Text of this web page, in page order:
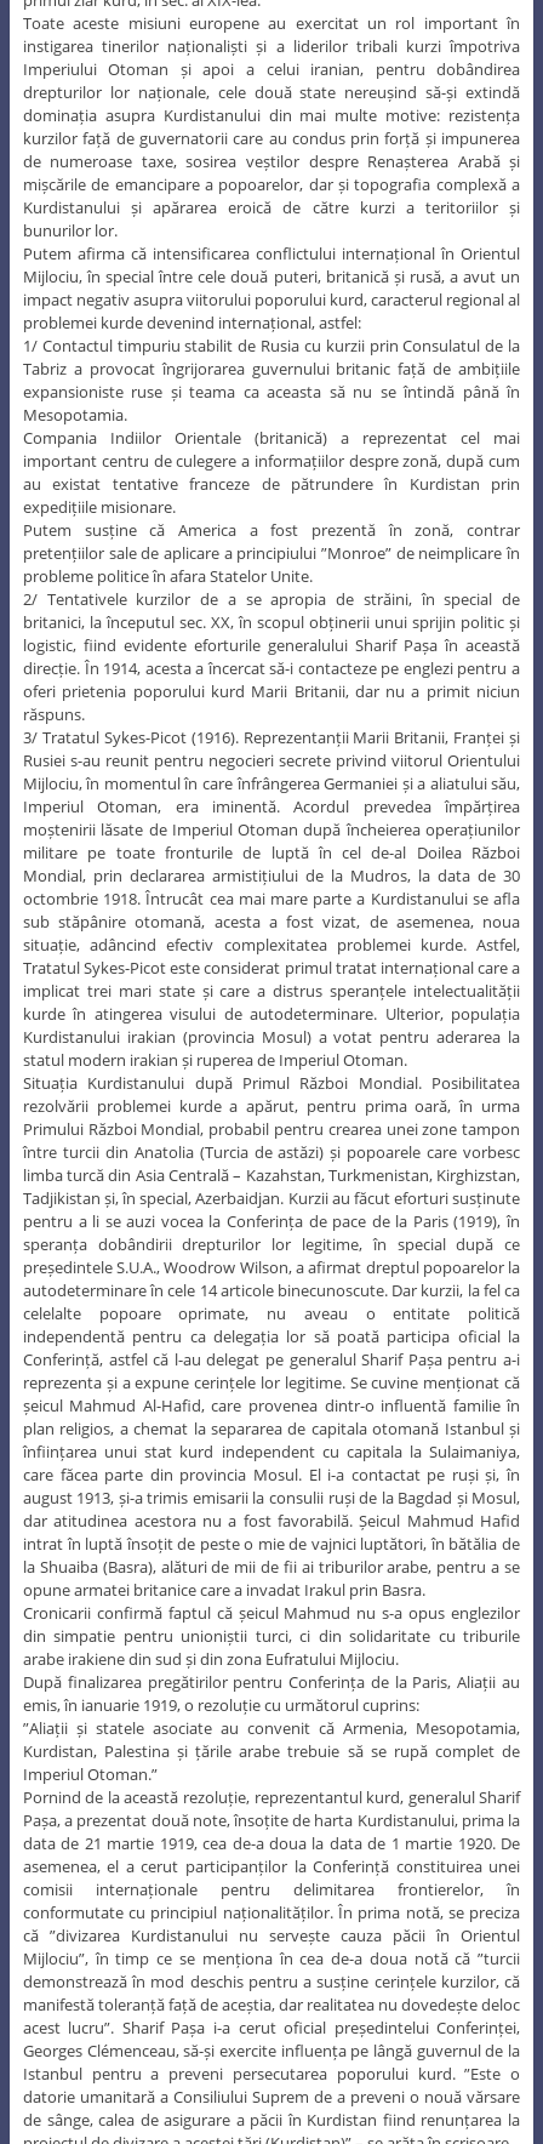
Toate aceste misiuni europene au exercitat un rol important în
instigarea tinerilor naționaliști și a liderilor tribali kurzi împotriva
Imperiului Otoman și apoi a celui iranian, pentru dobândirea
drepturilor lor naționale, cele două state nereușind să-și extindă
dominația asupra Kurdistanului din mai multe motive: rezistența
kurzilor față de guvernatorii care au condus prin forță și impunerea
de numeroase taxe, sosirea veștilor despre Renașterea Arabă și
mișcările de emancipare a popoarelor, dar și topografia complexă a
Kurdistanului și apărarea eroică de către kurzi a teritoriilor și
bunurilor lor.
Putem afirma că intensificarea conflictului internațional în Orientul
Mijlociu, în special între cele două puteri, britanică și rusă, a avut un
impact negativ asupra viitorului poporului kurd, caracterul regional al
problemei kurde devenind internațional, astfel:
1/ Contactul timpuriu stabilit de Rusia cu kurzii prin Consulatul de la
Tabriz a provocat îngrijorarea guvernului britanic față de ambițiile
expansioniste ruse și teama ca aceasta să nu se întindă până în
Mesopotamia.
Compania Indiilor Orientale (britanică) a reprezentat cel mai
important centru de culegere a informațiilor despre zonă, după cum
au existat tentative franceze de pătrundere în Kurdistan prin
expedițiile misionare.
Putem susține că America a fost prezentă în zonă, contrar
pretențiilor sale de aplicare a principiului ”Monroe” de neimplicare în
probleme politice în afara Statelor Unite.
2/ Tentativele kurzilor de a se apropia de străini, în special de
britanici, la începutul sec. XX, în scopul obținerii unui sprijin politic și
logistic, fiind evidente eforturile generalului Sharif Pașa în această
direcție. În 1914, acesta a încercat să-i contacteze pe englezi pentru a
oferi prietenia poporului kurd Marii Britanii, dar nu a primit niciun
răspuns.
3/ Tratatul Sykes-Picot (1916). Reprezentanții Marii Britanii, Franței și
Rusiei s-au reunit pentru negocieri secrete privind viitorul Orientului
Mijlociu, în momentul în care înfrângerea Germaniei și a aliatului său,
Imperiul Otoman, era iminentă. Acordul prevedea împărțirea
moștenirii lăsate de Imperiul Otoman după încheierea operațiunilor
militare pe toate fronturile de luptă în cel de-al Doilea Război
Mondial, prin declararea armistițiului de la Mudros, la data de 30
octombrie 1918. Întrucât cea mai mare parte a Kurdistanului se afla
sub stăpânire otomană, acesta a fost vizat, de asemenea, noua
situație, adâncind efectiv complexitatea problemei kurde. Astfel,
Tratatul Sykes-Picot este considerat primul tratat internațional care a
implicat trei mari state și care a distrus speranțele intelectualității
kurde în atingerea visului de autodeterminare. Ulterior, populația
Kurdistanului irakian (provincia Mosul) a votat pentru aderarea la
statul modern irakian și ruperea de Imperiul Otoman.
Situația Kurdistanului după Primul Război Mondial. Posibilitatea
rezolvării problemei kurde a apărut, pentru prima oară, în urma
Primului Război Mondial, probabil pentru crearea unei zone tampon
între turcii din Anatolia (Turcia de astăzi) și popoarele care vorbesc
limba turcă din Asia Centrală – Kazahstan, Turkmenistan, Kirghizstan,
Tadjikistan și, în special, Azerbaidjan. Kurzii au făcut eforturi susținute
pentru a li se auzi vocea la Conferința de pace de la Paris (1919), în
speranța dobândirii drepturilor lor legitime, în special după ce
președintele S.U.A., Woodrow Wilson, a afirmat dreptul popoarelor la
autodeterminare în cele 14 articole binecunoscute. Dar kurzii, la fel ca
celelalte popoare oprimate, nu aveau o entitate politică
independentă pentru ca delegația lor să poată participa oficial la
Conferință, astfel că l-au delegat pe generalul Sharif Pașa pentru a-i
reprezenta și a expune cerințele lor legitime. Se cuvine menționat că
șeicul Mahmud Al-Hafid, care provenea dintr-o influentă familie în
plan religios, a chemat la separarea de capitala otomană Istanbul și
înființarea unui stat kurd independent cu capitala la Sulaimaniya,
care făcea parte din provincia Mosul. El i-a contactat pe ruși și, în
august 1913, și-a trimis emisarii la consulii ruși de la Bagdad și Mosul,
dar atitudinea acestora nu a fost favorabilă. Șeicul Mahmud Hafid
intrat în luptă însoțit de peste o mie de vajnici luptători, în bătălia de
la Shuaiba (Basra), alături de mii de fii ai triburilor arabe, pentru a se
opune armatei britanice care a invadat Irakul prin Basra.
Cronicarii confirmă faptul că șeicul Mahmud nu s-a opus englezilor
din simpatie pentru unioniștii turci, ci din solidaritate cu triburile
arabe irakiene din sud și din zona Eufratului Mijlociu.
După finalizarea pregătirilor pentru Conferința de la Paris, Aliații au
emis, în ianuarie 1919, o rezoluție cu următorul cuprins:
”Aliații și statele asociate au convenit că Armenia, Mesopotamia,
Kurdistan, Palestina și țările arabe trebuie să se rupă complet de
Imperiul Otoman.”
Pornind de la această rezoluție, reprezentantul kurd, generalul Sharif
Pașa, a prezentat două note, însoțite de harta Kurdistanului, prima la
data de 21 martie 1919, cea de-a doua la data de 1 martie 1920. De
asemenea, el a cerut participanților la Conferință constituirea unei
comisii internaționale pentru delimitarea frontierelor, în
conformutate cu principiul naționalităților. În prima notă, se preciza
că ”divizarea Kurdistanului nu servește cauza păcii în Orientul
Mijlociu”, în timp ce se menționa în cea de-a doua notă că ”turcii
demonstrează în mod deschis pentru a susține cerințele kurzilor, că
manifestă toleranță față de aceștia, dar realitatea nu dovedește deloc
acest lucru”. Sharif Pașa i-a cerut oficial președintelui Conferinței,
Georges Clémenceau, să-și exercite influența pe lângă guvernul de la
Istanbul pentru a preveni persecutarea poporului kurd. ”Este o
datorie umanitară a Consiliului Suprem de a preveni o nouă vărsare
de sânge, calea de asigurare a păcii în Kurdistan fiind renunțarea la